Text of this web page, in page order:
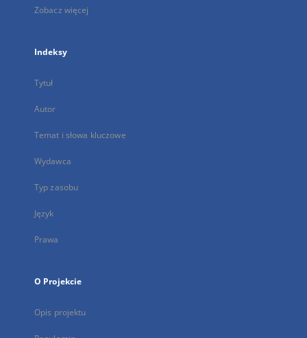
Zobacz więcej
Indeksy
Tytuł
Autor
Temat i słowa kluczowe
Wydawca
Typ zasobu
Język
Prawa
O Projekcie
Opis projektu